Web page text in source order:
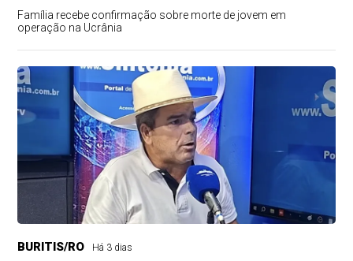
Família recebe confirmação sobre morte de jovem em
operação na Ucrânia
BURITIS/RO Há 3 dias